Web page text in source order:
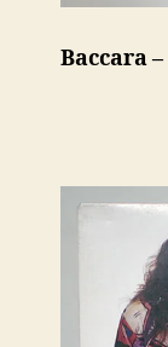
Baccara –